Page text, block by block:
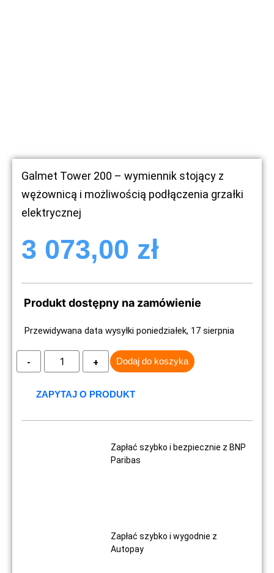
Galmet Tower 200 – wymiennik stojący z
wężownicą i możliwością podłączenia grzałki
elektrycznej
3 073,00 zł
Produkt dostępny na zamówienie
Przewidywana data wysyłki poniedziałek, 17 sierpnia
Dodaj do koszyka
ZAPYTAJ O PRODUKT
Zapłać szybko i bezpiecznie z BNP
Paribas
Zapłać szybko i wygodnie z
Autopay